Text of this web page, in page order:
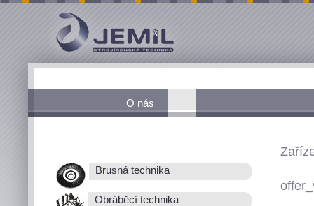
O nás
Brusná technika
Obráběcí technika